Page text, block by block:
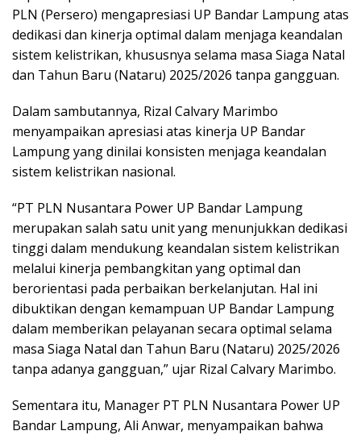
PLN (Persero) mengapresiasi UP Bandar Lampung atas
dedikasi dan kinerja optimal dalam menjaga keandalan
sistem kelistrikan, khususnya selama masa Siaga Natal
dan Tahun Baru (Nataru) 2025/2026 tanpa gangguan.
Dalam sambutannya, Rizal Calvary Marimbo
menyampaikan apresiasi atas kinerja UP Bandar
Lampung yang dinilai konsisten menjaga keandalan
sistem kelistrikan nasional.
“PT PLN Nusantara Power UP Bandar Lampung
merupakan salah satu unit yang menunjukkan dedikasi
tinggi dalam mendukung keandalan sistem kelistrikan
melalui kinerja pembangkitan yang optimal dan
berorientasi pada perbaikan berkelanjutan. Hal ini
dibuktikan dengan kemampuan UP Bandar Lampung
dalam memberikan pelayanan secara optimal selama
masa Siaga Natal dan Tahun Baru (Nataru) 2025/2026
tanpa adanya gangguan,” ujar Rizal Calvary Marimbo.
Sementara itu, Manager PT PLN Nusantara Power UP
Bandar Lampung, Ali Anwar, menyampaikan bahwa